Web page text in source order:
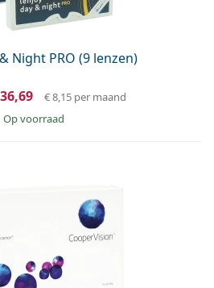
Night PRO (9 lenzen)
€ 8,15 per maand
op voorraad